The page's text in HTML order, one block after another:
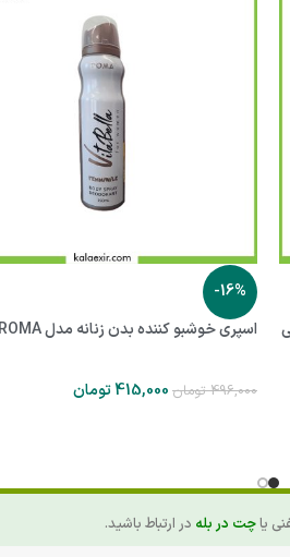
-16%
اسپری خوشبو کننده بدن زنانه مدل ROMA ویتابلا
496,000 تومان 415,000تومان
یاچت در بله در ارتباط باشید.